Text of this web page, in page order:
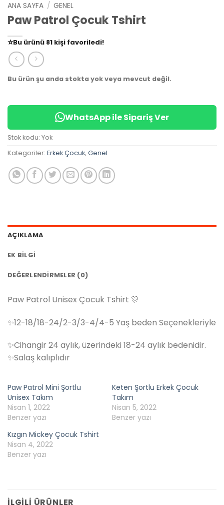
ANA SAYFA / GENEL
Paw Patrol Çocuk Tshirt
⭐️Bu ürünü 81 kişi favoriledi!
🛒39 kişisepetine ekledi!
✅ Bugün 14 adet
Bu ürün şu anda stokta yok veya mevcut değil.
WhatsApp ile Sipariş Ver
Stok kodu: Yok
Kategoriler: Erkek Çocuk, Genel
AÇIKLAMA
EK BILGI
DEĞERLENDIRMELER (0)
Paw Patrol Unisex Çocuk Tshirt 🎊
✨12-18/18-24/2-3/3-4/4-5 Yaş beden Seçenekleriyle
✨Cihangir 24 aylık, üzerindeki 18-24 aylık bedenidir.
✨Salaş kalıplıdır
Paw Patrol Mini Şortlu
Unisex Takım
Nisan 1, 2022
Benzer yazı
Keten Şortlu Erkek Çocuk
Takım
Nisan 5, 2022
Benzer yazı
Kızgın Mickey Çocuk Tshirt
Nisan 4, 2022
Benzer yazı
İLGILI ÜRÜNLER